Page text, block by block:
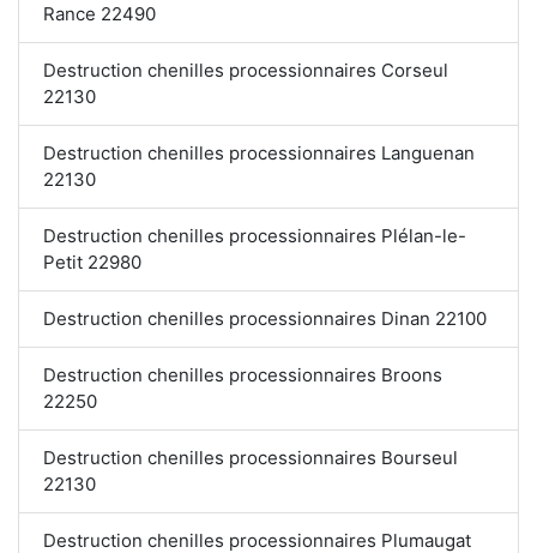
Rance 22490
Destruction chenilles processionnaires Corseul
22130
Destruction chenilles processionnaires Languenan
22130
Destruction chenilles processionnaires Plélan-le-
Petit 22980
Destruction chenilles processionnaires Dinan 22100
Destruction chenilles processionnaires Broons
22250
Destruction chenilles processionnaires Bourseul
22130
Destruction chenilles processionnaires Plumaugat